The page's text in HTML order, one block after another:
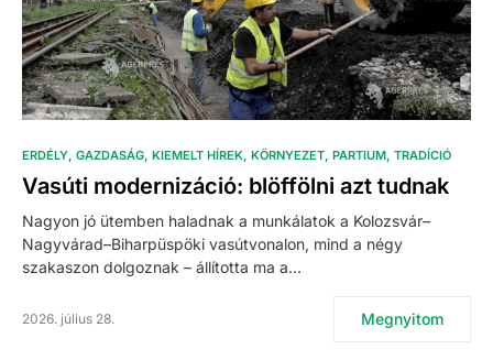
ERDÉLY GAZDASÁG KIEMELT HÍREK KÖRNYEZET PARTIUM TRADÍCIÓ
Vasúti modernizáció: blöffölni azt tudnak
Nagyon jó ütemben haladnak a munkálatok a Kolozsvár–
Nagyvárad–Biharpüspöki vasútvonalon, mind a négy
szakaszon dolgoznak – állította ma a…
2026. július 28. Megnyitom